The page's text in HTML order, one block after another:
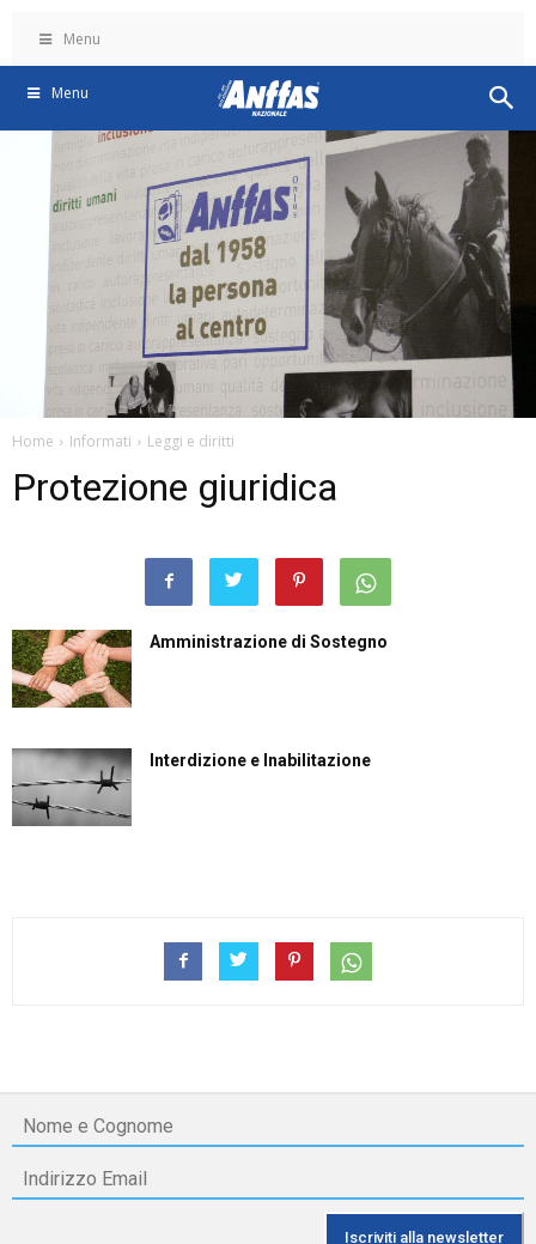
Menu
Menu
Home Informati Leggi e diritti
Protezione giuridica
Amministrazione di Sostegno
Interdizione e Inabilitazione